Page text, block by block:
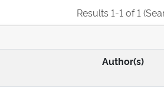
Results 1-1 of 1
Author(s)